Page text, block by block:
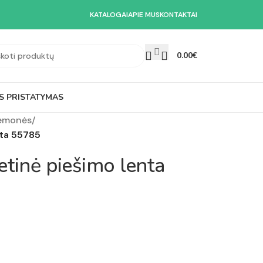
KATALOGAIAPIE MUSKONTAKTAI
0.00€
PRISTATYMAS
/
55785
piešimo lenta